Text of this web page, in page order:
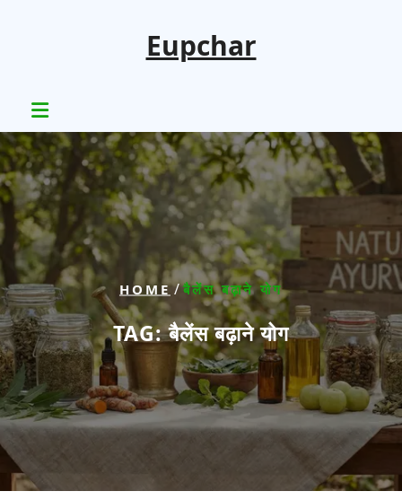
Eupchar
HOME/बैलेंस बढ़ाने योग
TAG:बैलेंस बढ़ाने योग